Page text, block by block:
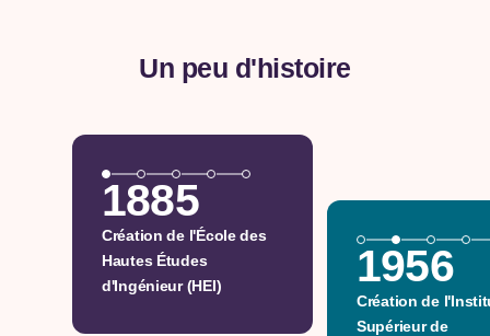
Un peu d'histoire
1885
Création de l'École des
Hautes Études
d'Ingénieur (HEI)
1956
Création de
Supérieur de